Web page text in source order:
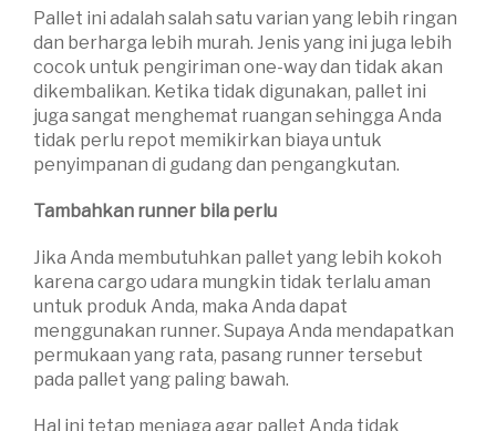
Pallet ini adalah salah satu varian yang lebih ringan
dan berharga lebih murah. Jenis yang ini juga lebih
cocok untuk pengiriman one-way dan tidak akan
dikembalikan. Ketika tidak digunakan, pallet ini
juga sangat menghemat ruangan sehingga Anda
tidak perlu repot memikirkan biaya untuk
penyimpanan di gudang dan pengangkutan.
Tambahkan runner bila perlu
Jika Anda membutuhkan pallet yang lebih kokoh
karena cargo udara mungkin tidak terlalu aman
untuk produk Anda, maka Anda dapat
menggunakan runner. Supaya Anda mendapatkan
permukaan yang rata, pasang runner tersebut
pada pallet yang paling bawah.
Hal ini tetap menjaga agar pallet Anda tidak